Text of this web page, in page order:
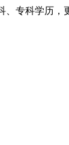
、专科学历